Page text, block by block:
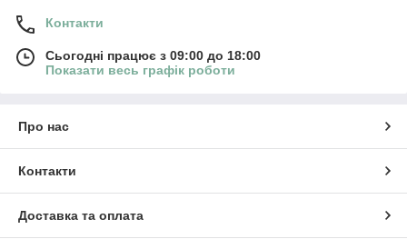
Контакти
Сьогодні працює з 09:00 до 18:00
Показати весь графік роботи
Про нас
Контакти
Доставка та оплата